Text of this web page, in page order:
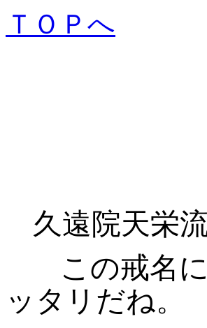
ＴＯＰへ
久遠院天栄
この戒名
ッタリだね。